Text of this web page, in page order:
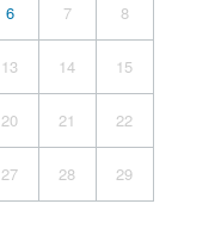
6 7 8
13 14 15
20 21 22
27 28 29